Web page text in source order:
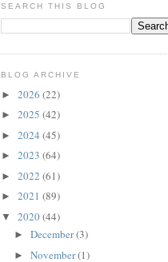
SEARCH THIS BLOG
BLOG ARCHIVE
► 2026 (22)
► 2025 (42)
► 2024 (45)
► 2023 (64)
► 2022 (61)
► 2021 (89)
▼ 2020(44)
► December(3)
► November(1)